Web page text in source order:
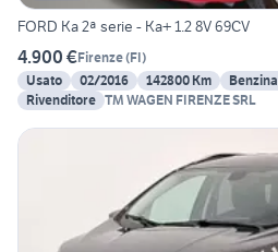
FORD Ka 2ª serie - Ka+ 1.2 8V 69CV
4.900 €Firenze(FI)
Usato
02/2016 142800 Km Benzina
Rivenditore TM WAGEN FIRENZE SRL